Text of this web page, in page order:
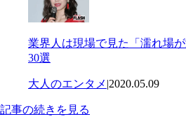
業界人は現場で見た「濡れ場
30選
大人のエンタメ |2020.05.09
記事の続きを見る